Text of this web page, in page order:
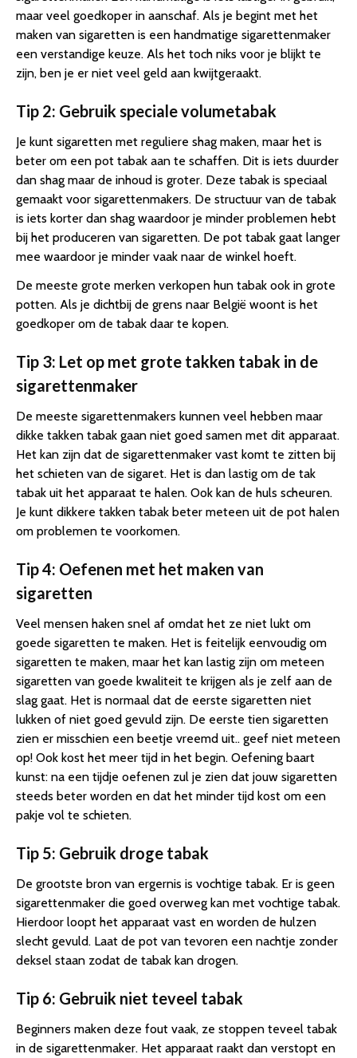
maar veel goedkoper in aanschaf. Als je begint met het
maken van sigaretten is een handmatige sigarettenmaker
een verstandige keuze. Als het toch niks voor je blijkt te
zijn, ben je er niet veel geld aan kwijtgeraakt.
Tip 2: Gebruik speciale volumetabak
Je kunt sigaretten met reguliere shag maken, maar het is
beter om een pot tabak aan te schaffen. Dit is iets duurder
dan shag maar de inhoud is groter. Deze tabak is speciaal
gemaakt voor sigarettenmakers. De structuur van de tabak
is iets korter dan shag waardoor je minder problemen hebt
bij het produceren van sigaretten. De pot tabak gaat langer
mee waardoor je minder vaak naar de winkel hoeft.
De meeste grote merken verkopen hun tabak ook in grote
potten. Als je dichtbij de grens naar België woont is het
goedkoper om de tabak daar te kopen.
Tip 3: Let op met grote takken tabak in de
sigarettenmaker
De meeste sigarettenmakers kunnen veel hebben maar
dikke takken tabak gaan niet goed samen met dit apparaat.
Het kan zijn dat de sigarettenmaker vast komt te zitten bij
het schieten van de sigaret. Het is dan lastig om de tak
tabak uit het apparaat te halen. Ook kan de huls scheuren.
Je kunt dikkere takken tabak beter meteen uit de pot halen
om problemen te voorkomen.
Tip 4: Oefenen met het maken van
sigaretten
Veel mensen haken snel af omdat het ze niet lukt om
goede sigaretten te maken. Het is feitelijk eenvoudig om
sigaretten te maken, maar het kan lastig zijn om meteen
sigaretten van goede kwaliteit te krijgen als je zelf aan de
slag gaat. Het is normaal dat de eerste sigaretten niet
lukken of niet goed gevuld zijn. De eerste tien sigaretten
zien er misschien een beetje vreemd uit.. geef niet meteen
op! Ook kost het meer tijd in het begin. Oefening baart
kunst: na een tijdje oefenen zul je zien dat jouw sigaretten
steeds beter worden en dat het minder tijd kost om een
pakje vol te schieten.
Tip 5: Gebruik droge tabak
De grootste bron van ergernis is vochtige tabak. Er is geen
sigarettenmaker die goed overweg kan met vochtige tabak.
Hierdoor loopt het apparaat vast en worden de hulzen
slecht gevuld. Laat de pot van tevoren een nachtje zonder
deksel staan zodat de tabak kan drogen.
Tip 6: Gebruik niet teveel tabak
Beginners maken deze fout vaak, ze stoppen teveel tabak
in de sigarettenmaker. Het apparaat raakt dan verstopt en